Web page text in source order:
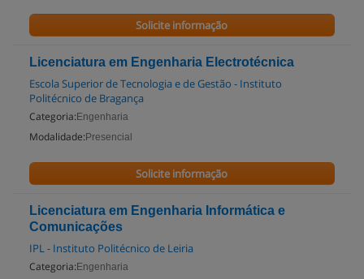
Solicite informação
Licenciatura em Engenharia Electrotécnica
Escola Superior de Tecnologia e de Gestão - Instituto
Politécnico de Bragança
Categoria: Engenharia
Modalidade: Presencial
Solicite informação
Licenciatura em Engenharia Informática e
Comunicações
IPL - Instituto Politécnico de Leiria
Categoria: Engenharia